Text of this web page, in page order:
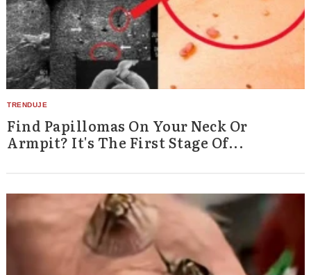
Find Papillomas On Your Neck Or
Armpit? It's The First Stage Of...